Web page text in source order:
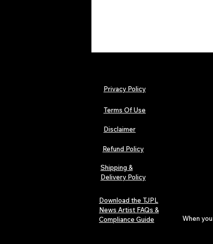
Privacy Policy
Terms Of Use
Disclaimer
Refund Policy
Shipping &
Delivery Policy
Download the TJPL
News Artist FAQs &
Compliance Guide
When